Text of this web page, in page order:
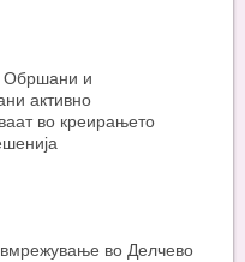
Обршани и
активно
во креирањето
во Делчево